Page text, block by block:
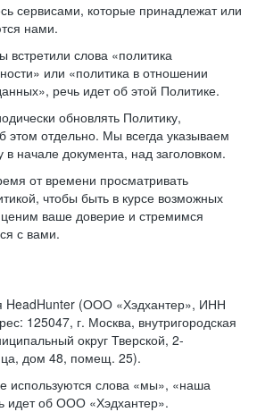
сервисами, которые принадлежат или
нами.
встретили слова «политика
или «политика в отношении
речь идет об этой Политике.
обновлять Политику,
этом отдельно. Мы всегда указываем
в начале документа, над заголовком.
от времени просматривать
чтобы быть в курсе возможных
ваше доверие и стремимся
с вами.
(ООО «Хэдхантер», ИНН
125047, г. Москва, внутригородская
округ Тверской, 2-
дом 48, помещ. 25).
используются слова «мы», «наша
идет об ООО «Хэдхантер».